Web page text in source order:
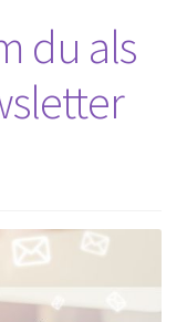
öffnen
du als